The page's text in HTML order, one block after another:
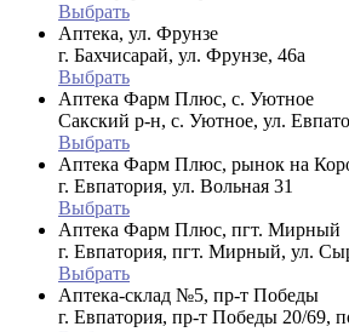
Выбрать
Аптека, ул. Фрунзе
г. Бахчисарай, ул. Фрунзе, 46а
Выбрать
Аптека Фарм Плюс, с. Уютное
Сакский р-н, с. Уютное, ул.
Выбрать
Аптека Фарм Плюс, рынок на
г. Евпатория, ул. Вольная 31
Выбрать
Аптека Фарм Плюс, пгт. Мирный
г. Евпатория, пгт. Мирный, ул.
Выбрать
Аптека-склад №5, пр-т Победы
г. Евпатория, пр-т Победы 20/69,